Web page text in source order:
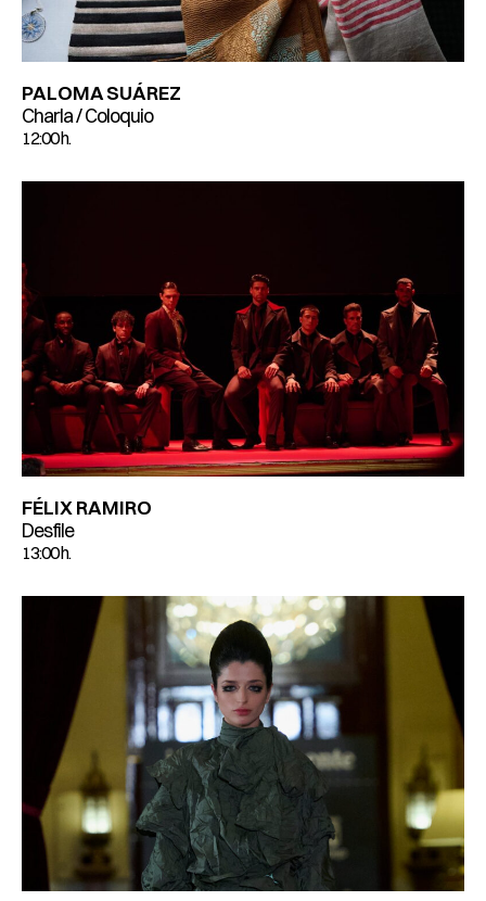
PALOMA SUÁREZ
Charla / Coloquio
12:00 h.
FÉLIX RAMIRO
Desfile
13:00 h.